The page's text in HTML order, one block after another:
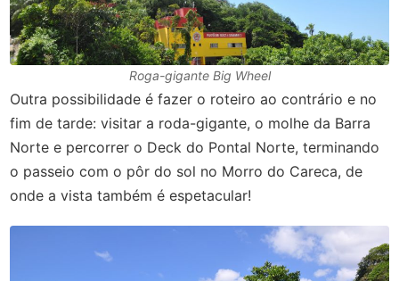
Roga-gigante Big Wheel
Outra possibilidade é fazer o roteiro ao contrário e no
fim de tarde: visitar a roda-gigante, o molhe da Barra
Norte e percorrer o Deck do Pontal Norte, terminando
o passeio com o pôr do sol no Morro do Careca, de
onde a vista também é espetacular!